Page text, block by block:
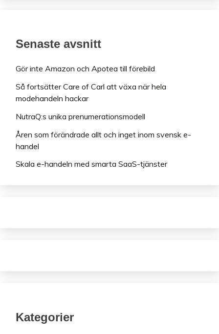
Senaste avsnitt
Gör inte Amazon och Apotea till förebild
Så fortsätter Care of Carl att växa när hela
modehandeln hackar
NutraQ:s unika prenumerationsmodell
Åren som förändrade allt och inget inom svensk e-
handel
Skala e-handeln med smarta SaaS-tjänster
Kategorier